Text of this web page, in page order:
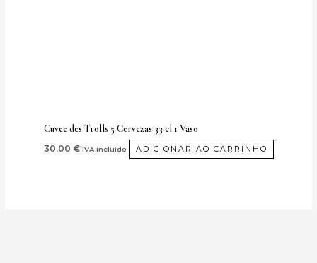
Cuvee des Trolls 5 Cervezas 33 cl 1 Vaso
30,00€ IVA incluído ADICIONAR AO CARRINHO